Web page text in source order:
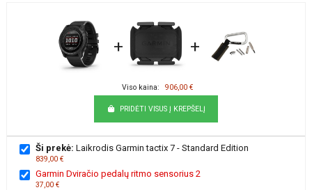
+ +
Viso kaina: 906,00 €
PRIDĖTI VISUS Į KREPŠELĮ
Ši prekė: Laikrodis Garmin tactix 7 - Standard Edition
839,00 €
Garmin Dviračio pedalų ritmo sensorius 2
37,00 €